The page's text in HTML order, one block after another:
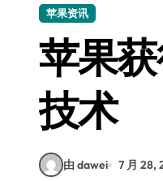
数码
苹果资讯
苹果
技术
由 dawei 7 月 28,